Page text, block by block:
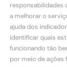
responsabilidades
a melhorar o
ajuda dos
identificar quais
funcionando tão
por meio de ações